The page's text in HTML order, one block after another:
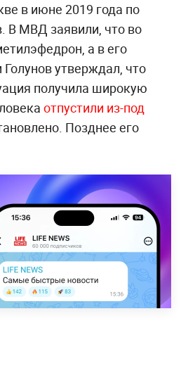
в июне 2019 года по
В МВД заявили, что во
а в его
утверждал, что
получила широкую
отпустили из-под
Позднее его